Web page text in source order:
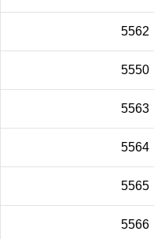
5562
5550
5563
5564
5565
5566